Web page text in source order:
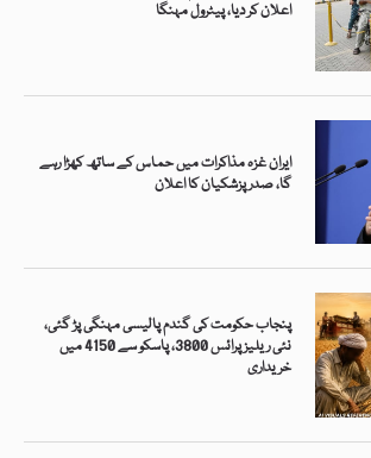
اعلان کر دیا، پیٹرول مہنگا
ایران غزہ مذاکرات میں حماس کے ساتھ کھڑا رہے
گا، صدر پزشکیان کا اعلان
پنجاب حکومت کی گندم پالیسی مہنگی پڑ گئی،
نئی ریلیزپرائس 3800، پاسکو سے 4150 میں
خریداری